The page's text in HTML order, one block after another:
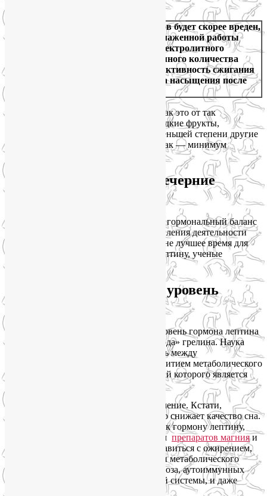
полный отказ от углеводов будет скорее вреден,
чем полезен! Углеводы нужны для слаженной работы
эндокринных желез, поддержания электролитного
баланса, силы мышц. Наличие разумного количества
углеводов в рационе повышает эффективность сжигания
жиров и ускоряет появление чувства насыщения после
А вот от чего точно стоит отказаться, так это от так
называемых «быстрых углеводов» (сладкие фрукты,
картофель, мучные продукты, рис, в меньшей степени другие
крупы). И помните о правиле: на завтрак — минимум
Гормон лептин оценит вечерние
Без физических нагрузок восстановить гормональный баланс
невозможно! С точки зрения восстановления деятельности
гормона лептина в организме утро — не лучшее время для
тренировок. Чтобы помочь гормону лептину, ученые
Недостаток сна снижает уровень
Хроническое недосыпание снижает уровень гормона лептина
и повышает содержание «гормона голода» грелина. Наука
неоднократно доказывала прямую связь между
недостаточным количеством сна и развитием метаболического
синдрома, одним из причин и следствий которого является
Качество сна также имеет большое значение. Кстати,
недостаток магния в организме заметно снижает качество сна.
Чтобы восстановить чувствительность к гормону лептину,
воспользуйтесь двойным потенциалом препаратов магнияи
витамина Д. Этот тандем поможет справиться с ожирением,
станет важным компонентом в лечении метаболического
синдрома, сахарного диабета, остеопороза, аутоиммунных
заболеваний, болезней репродуктивной системы, и даже